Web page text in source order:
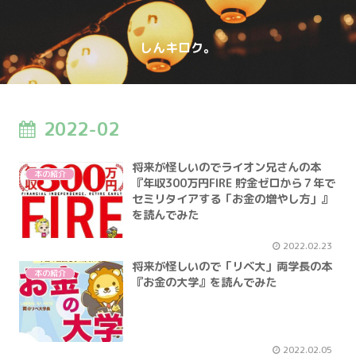
しんキロク。
2022-02
本の紹介
将来が怪しいのでライオン兄さんの本
『年収300万円FIRE 貯金ゼロから７年で
セミリタイアする「お金の増やし方」』
を読んでみた
2022.02.23
本の紹介
将来が怪しいので「リベ大」両学長の本
『お金の大学』を読んでみた
2022.02.05